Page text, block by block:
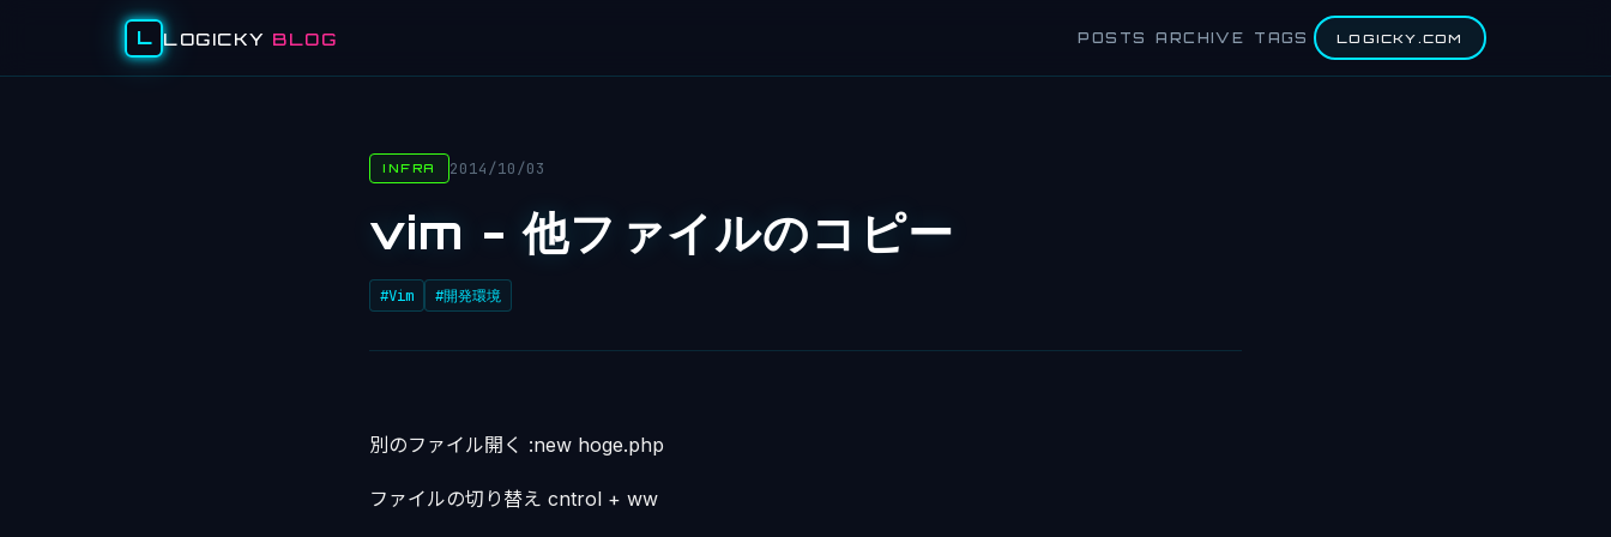
L LOGICKY BLOG POSTS ARCHIVE TAGS LOGICKY.COM
INFRA 2014/10/03
vim - 他ファイルのコピー
#Vim #開発環境
別のファイル開く :new hoge.php
ファイルの切り替え cntrol + ww